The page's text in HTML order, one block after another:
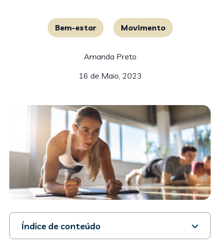
Bem-estar Movimento
Amanda Preto
16 de Maio, 2023
Índice de conteúdo